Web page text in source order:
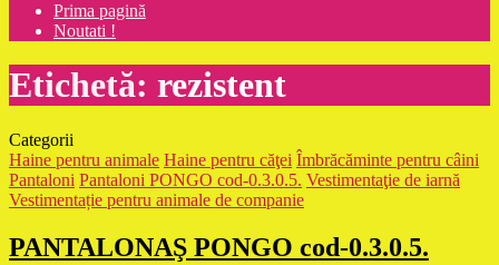
Prima pagină
Noutati !
Etichetă: rezistent
Categorii
Haine pentru animale Haine pentru căţei Îmbrăcăminte pentru câini
Pantaloni Pantaloni PONGO cod-0.3.0.5. Vestimentaţie de iarnă
Vestimentație pentru animale de companie
PANTALONAŞ PONGO cod-0.3.0.5.